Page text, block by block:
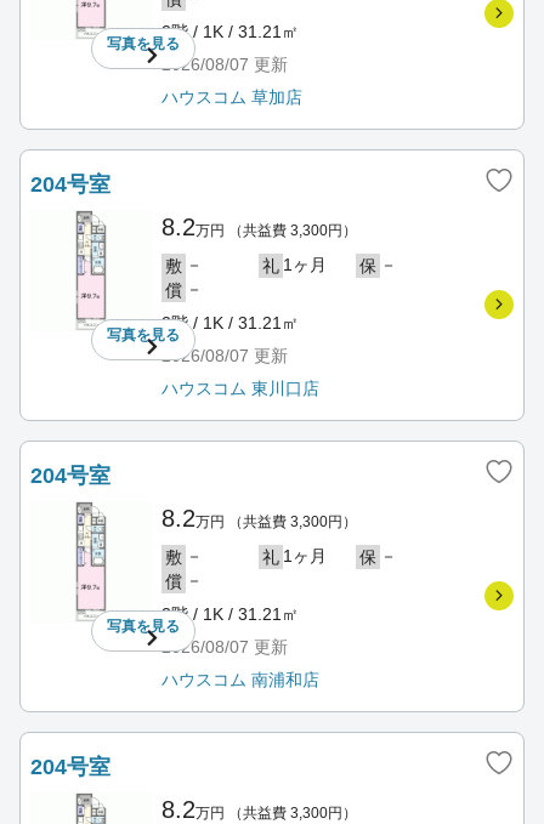
写真を見る
2階 / 1K / 31.21㎡
2026/08/07 更新
ハウスコム 草加店
204号室
写真を見る
8.2万円 （共益費 3,300円）
敷 － 礼 1ヶ月 保 －
償 －
2階 / 1K / 31.21㎡
2026/08/07 更新
ハウスコム 東川口店
204号室
写真を見る
8.2万円 （共益費 3,300円）
敷 － 礼 1ヶ月 保 －
償 －
2階 / 1K / 31.21㎡
2026/08/07 更新
ハウスコム 南浦和店
204号室
8.2万円 （共益費 3,300円）